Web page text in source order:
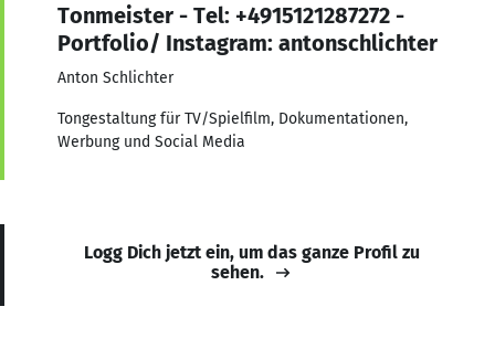
Tonmeister - Tel: +4915121287272 -
Portfolio/ Instagram: antonschlichter
Anton Schlichter
Tongestaltung für TV/Spielfilm, Dokumentationen,
Werbung und Social Media
Logg Dich jetzt ein, um das ganze Profil zu
sehen.